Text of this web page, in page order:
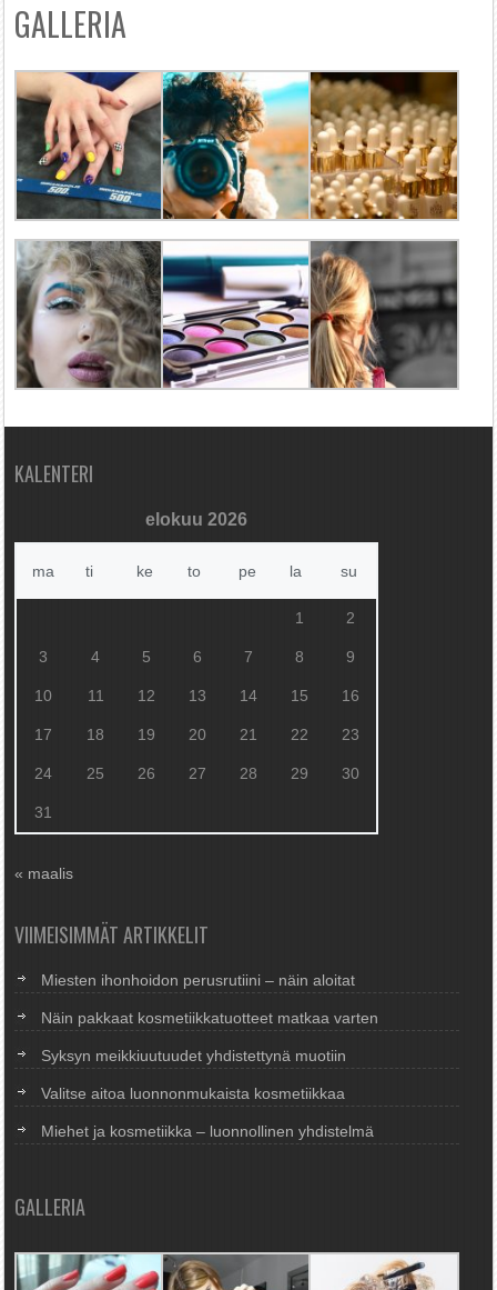
GALLERIA
KALENTERI
elokuu 2026
ma ti ke to pe la su
1 2
3 4 5 6 7 8 9
10 11 12 13 14 15 16
17 18 19 20 21 22 23
24 25 26 27 28 29 30
31
« maalis
VIIMEISIMMÄT ARTIKKELIT
Miesten ihonhoidon perusrutiini – näin aloitat
Näin pakkaat kosmetiikkatuotteet matkaa varten
Syksyn meikkiuutuudet yhdistettynä muotiin
Valitse aitoa luonnonmukaista kosmetiikkaa
Miehet ja kosmetiikka – luonnollinen yhdistelmä
GALLERIA